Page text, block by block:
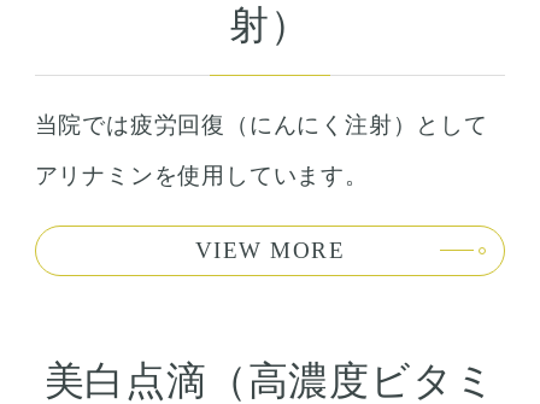
射）
当院では疲労回復（にんにく注射）として
アリナミンを使用しています。
VIEW MORE
美白点滴（高濃度ビタミ